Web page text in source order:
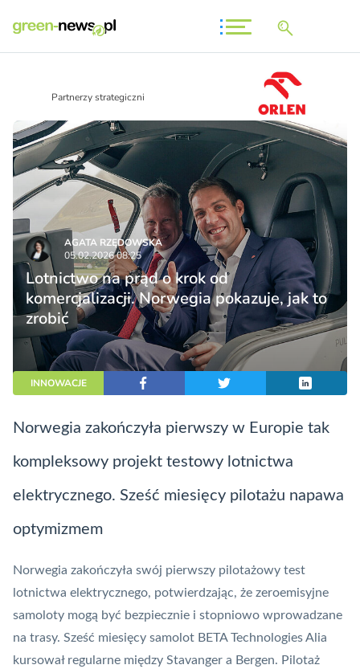
Partnerzy strategiczni
AGATA RZĘDOWSKA
05.02.2026 08:25
Lotnictwo na prąd o krok od
komercjalizacji. Norwegia pokazuje, jak to
zrobić
INNOWACJE
Norwegia zakończyła pierwszy w Europie tak
kompleksowy projekt testowy lotnictwa
elektrycznego. Sześć miesięcy pilotażu napawa
optymizmem
Norwegia zakończyła swój pierwszy pilotażowy test
lotnictwa elektrycznego, potwierdzając, że zeroemisyjne
samoloty mogą być bezpiecznie i stopniowo wprowadzane
na trasy. Sześć miesięcy samolot BETA Technologies Alia
kursował regularne między Stavanger a Bergen. Pilotaż